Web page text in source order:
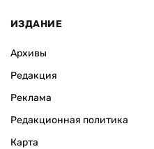
ИЗДАНИЕ
Архивы
Редакция
Реклама
Редакционная политика
Карта